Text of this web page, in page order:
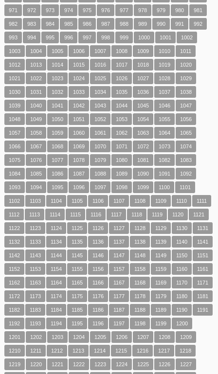
971 972 973 974 975 976 977 978 979 980 981
982 983 984 985 986 987 988 989 990 991 992
993 994 995 996 997 998 999 1000 1001 1002
1003 1004 1005 1006 1007 1008 1009 1010 1011
1012 1013 1014 1015 1016 1017 1018 1019 1020
1021 1022 1023 1024 1025 1026 1027 1028 1029
1030 1031 1032 1033 1034 1035 1036 1037 1038
1039 1040 1041 1042 1043 1044 1045 1046 1047
1048 1049 1050 1051 1052 1053 1054 1055 1056
1057 1058 1059 1060 1061 1062 1063 1064 1065
1066 1067 1068 1069 1070 1071 1072 1073 1074
1075 1076 1077 1078 1079 1080 1081 1082 1083
1084 1085 1086 1087 1088 1089 1090 1091 1092
1093 1094 1095 1096 1097 1098 1099 1100 1101
1102 1103 1104 1105 1106 1107 1108 1109 1110 1111
1112 1113 1114 1115 1116 1117 1118 1119 1120 1121
1122 1123 1124 1125 1126 1127 1128 1129 1130 1131
1132 1133 1134 1135 1136 1137 1138 1139 1140 1141
1142 1143 1144 1145 1146 1147 1148 1149 1150 1151
1152 1153 1154 1155 1156 1157 1158 1159 1160 1161
1162 1163 1164 1165 1166 1167 1168 1169 1170 1171
1172 1173 1174 1175 1176 1177 1178 1179 1180 1181
1182 1183 1184 1185 1186 1187 1188 1189 1190 1191
1192 1193 1194 1195 1196 1197 1198 1199 1200
1201 1202 1203 1204 1205 1206 1207 1208 1209
1210 1211 1212 1213 1214 1215 1216 1217 1218
1219 1220 1221 1222 1223 1224 1225 1226 1227